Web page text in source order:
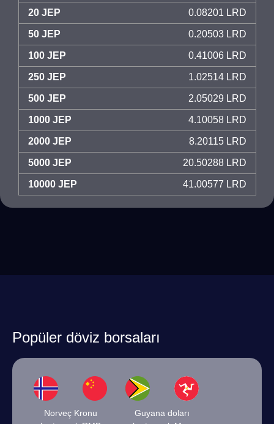
20 JEP 0.08201 LRD
50 JEP 0.20503 LRD
100 JEP 0.41006 LRD
250 JEP 1.02514 LRD
500 JEP 2.05029 LRD
1000 JEP 4.10058 LRD
2000 JEP 8.20115 LRD
5000 JEP 20.50288 LRD
10000 JEP 41.00577 LRD
Popüler döviz borsaları
Norveç Kronu
Guyana doları